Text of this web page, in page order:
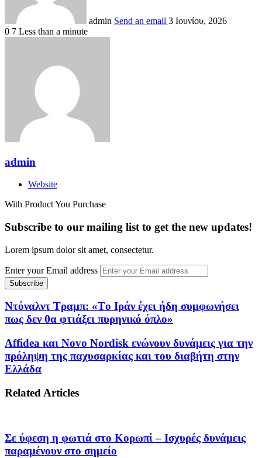
admin Send an email 3 Ιουνίου, 2026
0 7 Less than a minute
admin
Website
With Product You Purchase
Subscribe to our mailing list to get the new updates!
Lorem ipsum dolor sit amet, consectetur.
Enter your Email address
Ντόναλντ Τραμπ: «Tο Ιράν έχει ήδη συμφωνήσει
πως δεν θα φτιάξει πυρηνικό όπλο»
Affidea και Novo Nordisk ενώνουν δυνάμεις για την
πρόληψη της παχυσαρκίας και του διαβήτη στην
Ελλάδα
Related Articles
Σε ύφεση η φωτιά στο Κορωπί – Ισχυρές δυνάμεις
παραμένουν στο σημείο